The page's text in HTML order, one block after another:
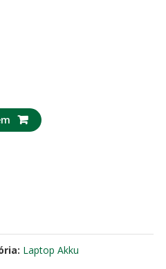
Laptop Akku